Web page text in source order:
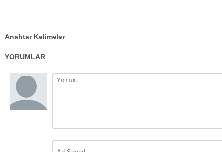
Anahtar Kelimeler
YORUMLAR